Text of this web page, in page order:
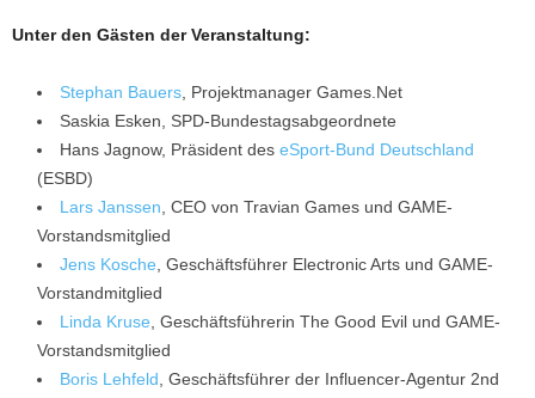
Unter den Gästen der Veranstaltung:
Stephan Bauers , Projektmanager Games.Net
Saskia Esken, SPD-Bundestagsabgeordnete
Hans Jagnow, Präsident des eSport-Bund Deutschland
(ESBD)
Lars Janssen , CEO von Travian Games und GAME-
Vorstandsmitglied
Jens Kosche , Geschäftsführer Electronic Arts und GAME-
Vorstandmitglied
Linda Kruse , Geschäftsführerin The Good Evil und GAME-
Vorstandsmitglied
Boris Lehfeld , Geschäftsführer der Influencer-Agentur 2nd